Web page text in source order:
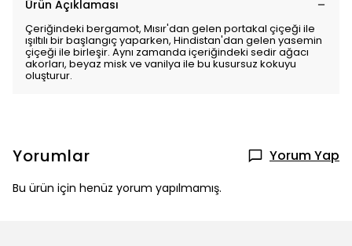
Ürün Açıklaması
Çeriğindeki bergamot, Mısır'dan gelen portakal çiçeği ile
ışıltılı bir başlangıç yaparken, Hindistan'dan gelen yasemin
çiçeği ile birleşir. Aynı zamanda içeriğindeki sedir ağacı
akorları, beyaz misk ve vanilya ile bu kusursuz kokuyu
oluşturur.
Yorumlar Yorum Yap
Bu ürün için henüz yorum yapılmamış.